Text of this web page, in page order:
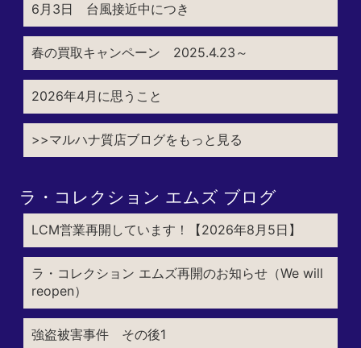
6月3日 台風接近中につき
春の買取キャンペーン 2025.4.23～
2026年4月に思うこと
>>マルハナ質店ブログをもっと見る
ラ・コレクション エムズ ブログ
LCM営業再開しています！【2026年8月5日】
ラ・コレクション エムズ再開のお知らせ（We will
reopen）
強盗被害事件 その後1